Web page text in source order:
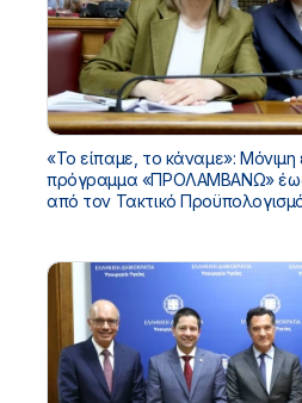
«Το είπαμε, το κάναμε»: Μόνιμη
πρόγραμμα «ΠΡΟΛΑΜΒΑΝΩ»
από τον Τακτικό